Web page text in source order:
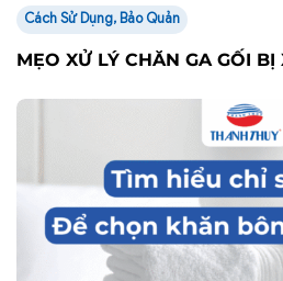
Cách Sử Dụng, Bảo Quản
MẸO XỬ LÝ CHĂN GA GỐI BỊ